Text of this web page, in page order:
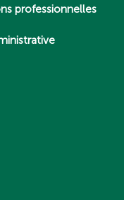
professionnelles